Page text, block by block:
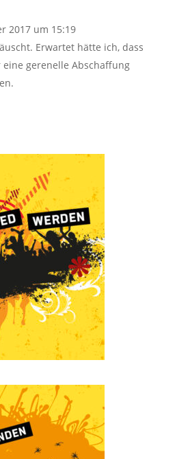
2017 um 15:19
Erwartet hätte ich, dass
gerenelle Abschaffung